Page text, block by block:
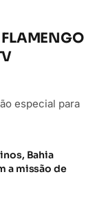
especial para
Bahia
a missão de